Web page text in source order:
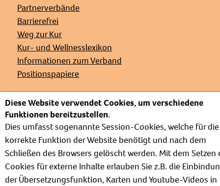
Partnerverbände
Barrierefrei
Weg zur Kur
Kur- und Wellnesslexikon
Informationen zum Verband
Positionspapiere
Impressum
Datenschutz
Kontakt
Diese Website verwendet Cookies, um verschiedene
Funktionen bereitzustellen.
Dies umfasst sogenannte Session-Cookies, welche für die
korrekte Funktion der Website benötigt und nach dem
Schließen des Browsers gelöscht werden. Mit dem Setzen
Cookies für externe Inhalte erlauben Sie z.B. die
der Übersetzungsfunktion, Karten und Youtube-Videos in